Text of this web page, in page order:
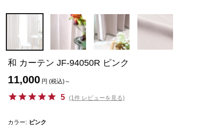
和 カーテン JF-94050R ピンク
11,000 円 (税込)～
5 (1件 レビューを見る)
カラー: ピンク